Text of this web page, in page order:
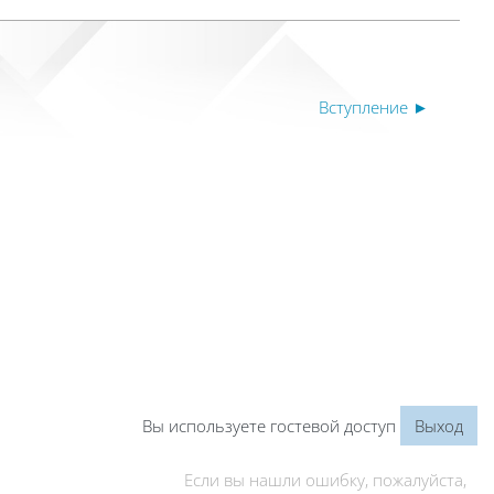
Вступление ►
Вы используете гостевой доступ Выход
Если вы нашли ошибку, пожалуйста,